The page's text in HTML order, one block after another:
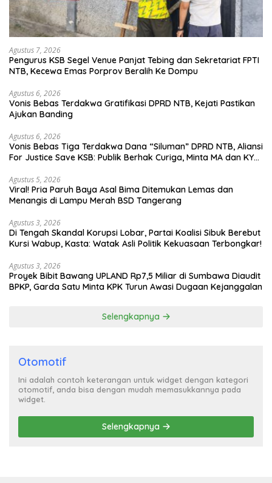
Agustus 7, 2026
Pengurus KSB Segel Venue Panjat Tebing dan Sekretariat FPTI
NTB, Kecewa Emas Porprov Beralih Ke Dompu
Agustus 6, 2026
Vonis Bebas Terdakwa Gratifikasi DPRD NTB, Kejati Pastikan
Ajukan Banding
Agustus 6, 2026
Vonis Bebas Tiga Terdakwa Dana “Siluman” DPRD NTB, Aliansi
For Justice Save KSB: Publik Berhak Curiga, Minta MA dan KY
Agustus 5, 2026
Viral! Pria Paruh Baya Asal Bima Ditemukan Lemas dan
Menangis di Lampu Merah BSD Tangerang
Agustus 3, 2026
Di Tengah Skandal Korupsi Lobar, Partai Koalisi Sibuk Berebut
Kursi Wabup, Kasta: Watak Asli Politik Kekuasaan Terbongkar!
Agustus 3, 2026
Proyek Bibit Bawang UPLAND Rp7,5 Miliar di Sumbawa Diaudit
BPKP, Garda Satu Minta KPK Turun Awasi Dugaan Kejanggalan
Selengkapnya
Otomotif
Ini adalah contoh keterangan untuk widget dengan kategori
otomotif, anda bisa dengan mudah memasukkannya pada
widget.
Selengkapnya